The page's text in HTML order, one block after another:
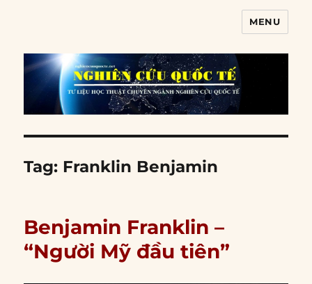
MENU
Tag: Franklin Benjamin
Benjamin Franklin –
“Người Mỹ đầu tiên”